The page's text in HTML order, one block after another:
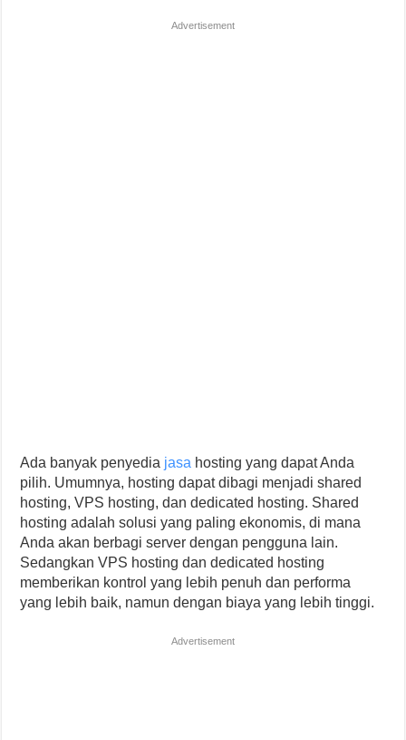
Advertisement
Ada banyak penyedia jasa hosting yang dapat Anda
pilih. Umumnya, hosting dapat dibagi menjadi shared
hosting, VPS hosting, dan dedicated hosting. Shared
hosting adalah solusi yang paling ekonomis, di mana
Anda akan berbagi server dengan pengguna lain.
Sedangkan VPS hosting dan dedicated hosting
memberikan kontrol yang lebih penuh dan performa
yang lebih baik, namun dengan biaya yang lebih tinggi.
Advertisement